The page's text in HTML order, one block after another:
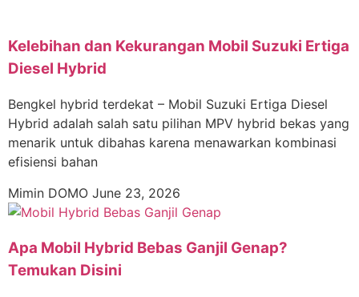
Kelebihan dan Kekurangan Mobil Suzuki Ertiga
Diesel Hybrid
Bengkel hybrid terdekat – Mobil Suzuki Ertiga Diesel
Hybrid adalah salah satu pilihan MPV hybrid bekas yang
menarik untuk dibahas karena menawarkan kombinasi
efisiensi bahan
Mimin DOMO June 23, 2026
Apa Mobil Hybrid Bebas Ganjil Genap?
Temukan Disini